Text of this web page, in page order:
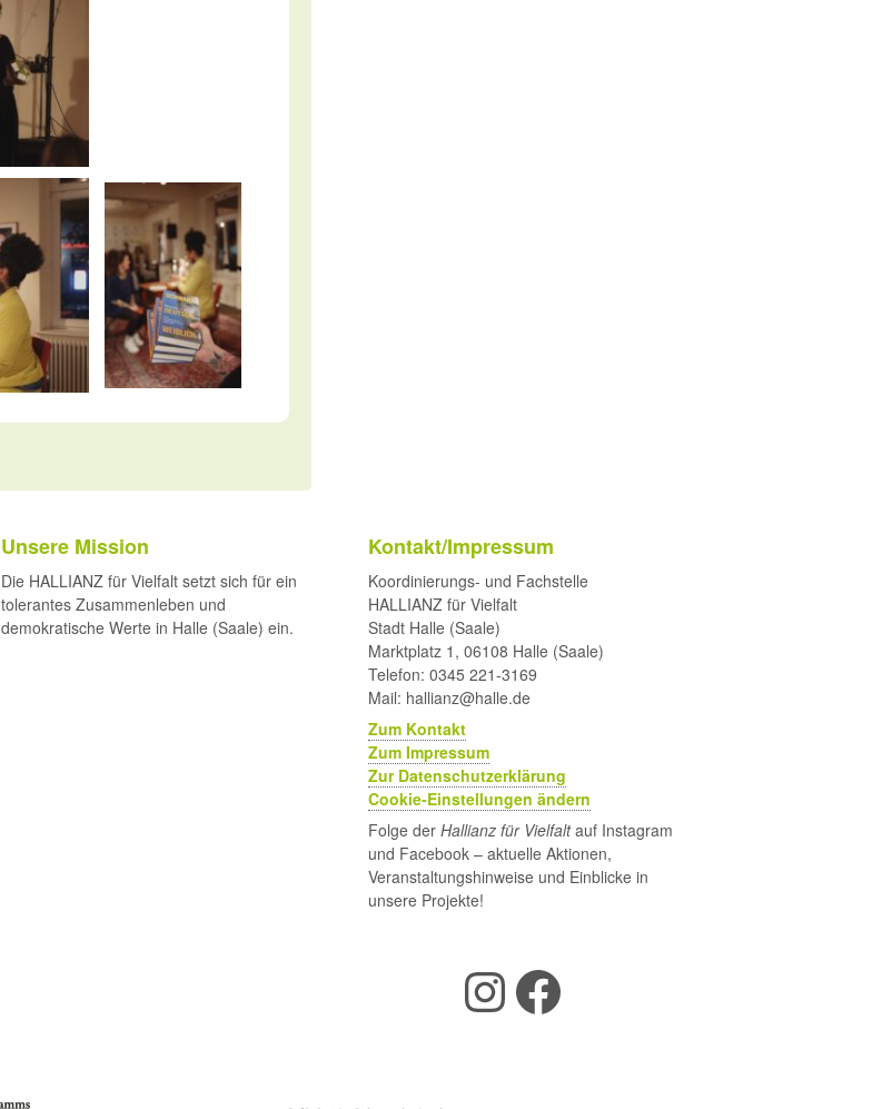
Unsere Mission
Die HALLIANZ für Vielfalt setzt sich für ein
tolerantes Zusammenleben und
demokratische Werte in Halle (Saale) ein.
Kontakt/Impressum
Koordinierungs- und Fachstelle
HALLIANZ für Vielfalt
Stadt Halle (Saale)
Marktplatz 1, 06108 Halle (Saale)
Telefon: 0345 221-3169
Mail: hallianz@halle.de
Zum Kontakt
Zum Impressum
Zur Datenschutzerklärung
Cookie-Einstellungen ändern
Folge der Hallianz für Vielfaltauf Instagram
und Facebook – aktuelle Aktionen,
Veranstaltungshinweise und Einblicke in
unsere Projekte!
Instagram
Facebook